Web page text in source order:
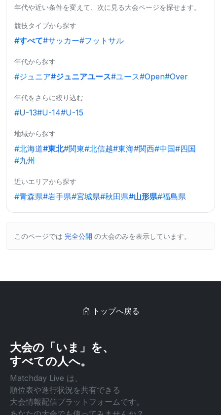
年代や近い条件を変えて、次に見る大会ページを探せます。
競技タイプから探す
#すべて#サッカー#フットサル
年代から探す
#ジュニア#ジュニアユース#ユース#Open#Over
年代をさらに絞り込む
#U-13#U-14#U-15
地域から探す
#北海道#東北#関東#北信越#東海#関西#中国#四国
#九州
近いエリアから探す
#青森県#岩手県#宮城県#秋田県#山形県#福島県
このページでは 完全公開 の大会のみを表示しています。
トップへ戻る
大会の「いま」を、
すべての人へ。
Matchday Live は、
順位表や進行状況を共有できる
大会情報配信プラットフォームです。